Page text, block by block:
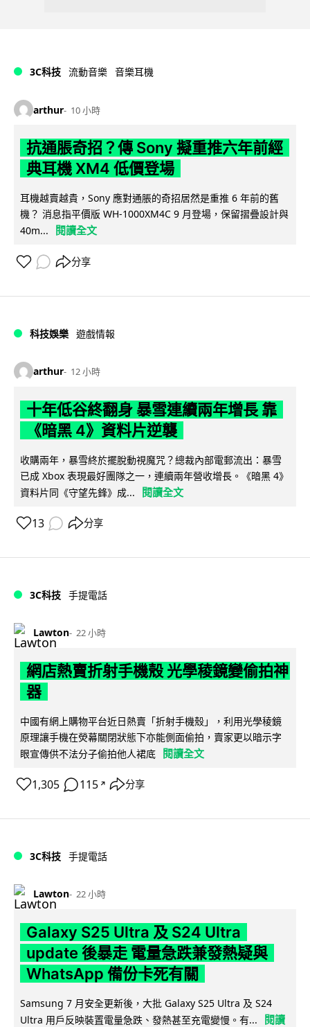
3C科技 流動音樂 音樂耳機
arthur 10 小時
抗通脹奇招？傳 Sony 擬重推六年前經
典耳機 XM4 低價登場
耳機越賣越貴，Sony 應對通脹的奇招居然是重推 6 年前的舊
機？ 消息指平價版 WH-1000XM4C 9 月登場，保留摺疊設計與
40m...
閱讀全文
分享
科技娛樂 遊戲情報
arthur 12 小時
十年低谷終翻身 暴雪連續兩年增長 靠
《暗黑 4》資料片逆襲
收購兩年，暴雪終於擺脫動視魔咒？總裁內部電郵流出：暴雪
已成 Xbox 表現最好團隊之一，連續兩年營收增長。《暗黑 4》
資料片同《守望先鋒》成...
閱讀全文
13 分享
3C科技 手提電話
Lawton 22 小時
網店熱賣折射手機殼 光學稜鏡變偷拍神
器
中國有網上購物平台近日熱賣「折射手機殼」，利用光學稜鏡
原理讓手機在熒幕關閉狀態下亦能側面偷拍，賣家更以暗示字
眼宣傳供不法分子偷拍他人裙底 閱讀全文
1,305 115 ↗ 分享
3C科技 手提電話
Lawton 22 小時
Galaxy S25 Ultra 及 S24 Ultra
update 後暴走 電量急跌兼發熱疑與
WhatsApp 備份卡死有關
Samsung 7 月安全更新後，大批 Galaxy S25 Ultra 及 S24
Ultra 用戶反映裝置電量急跌、發熱甚至充電變慢。有...
閱讀